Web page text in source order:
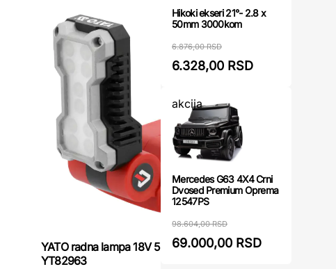
YATO radna lampa 18V 500LM prenosiva
YT82963
Hikoki ekseri 21°- 2.8 x
50mm 3000kom
6.876,00 RSD
6.328,00 RSD
akcija
Mercedes G63 4X4 Crni
Dvosed Premium Oprema
12547PS
98.604,00 RSD
69.000,00 RSD